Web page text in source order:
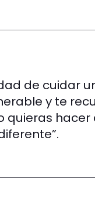
de cuidar
y te
quieras hacer